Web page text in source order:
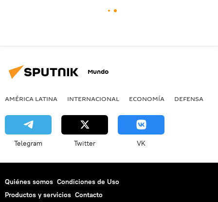
Mundo
AMÉRICA LATINA INTERNACIONAL ECONOMÍA DEFENSA
Telegram Twitter VK
Quiénes somos Condiciones de Uso
Productos y servicios Contacto